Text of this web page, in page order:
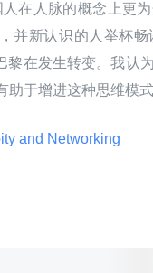
人在人脉的概念上更
并新认识的人举杯
在发生转变。我认
助于增进这种思维模
and Networking